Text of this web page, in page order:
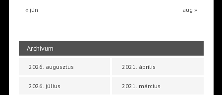
« jún aug »
Archívum
2026. augusztus
2026. július
2021. április
2021. március